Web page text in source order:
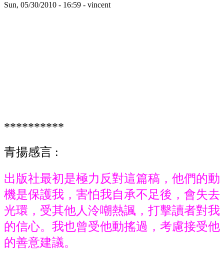
Sun, 05/30/2010 - 16:59 - vincent
**********
青揚感言 :
出版社最初是極力反對這篇稿，他們的動
機是保護我，害怕我自承不足後，會失去
光環，受其他人泠嘲熱諷，打擊讀者對我
的信心。我也曾受他動搖過，考慮接受他
的善意建議。